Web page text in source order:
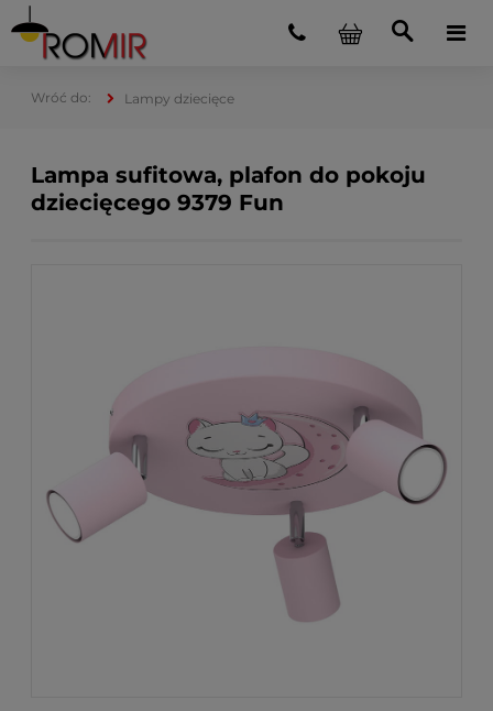
Lampy dziecięce
Lampa sufitowa, plafon do pokoju
dziecięcego 9379 Fun